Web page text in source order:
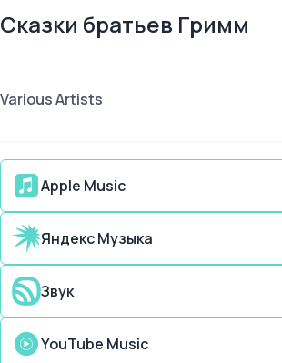
Сказки братьев Гримм
Various Artists
Apple Music
Яндекс Музыка
Звук
YouTube Music